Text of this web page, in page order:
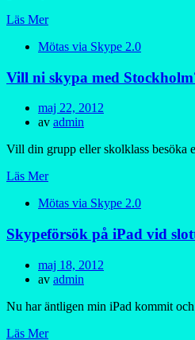
Läs Mer
Mötas via Skype 2.0
Vill ni skypa med
Publicerad
den
maj 22, 2012
av admin
Vill din grupp eller skolklass besöka
Läs Mer
Mötas via Skype 2.0
Skypeförsök på iPad vid
Publicerad
den
maj 18, 2012
av admin
Nu har äntligen min iPad kommit
Läs Mer